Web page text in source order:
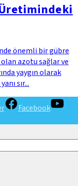
önemli bir gübre
azotu sağlar ve
yaygın olarak
sır...
Facebook